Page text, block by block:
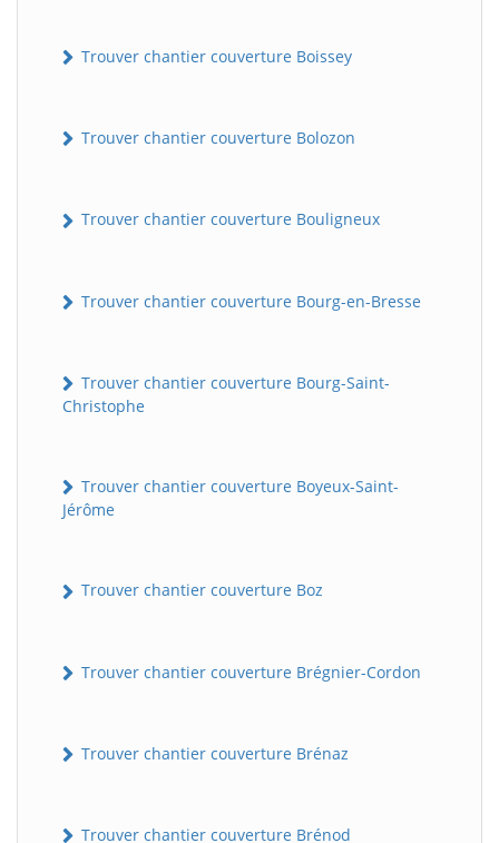
Trouver chantier couverture Boissey
Trouver chantier couverture Bolozon
Trouver chantier couverture Bouligneux
Trouver chantier couverture Bourg-en-Bresse
Trouver chantier couverture Bourg-Saint-
Christophe
Trouver chantier couverture Boyeux-Saint-
Jérôme
Trouver chantier couverture Boz
Trouver chantier couverture Brégnier-Cordon
Trouver chantier couverture Brénaz
Trouver chantier couverture Brénod